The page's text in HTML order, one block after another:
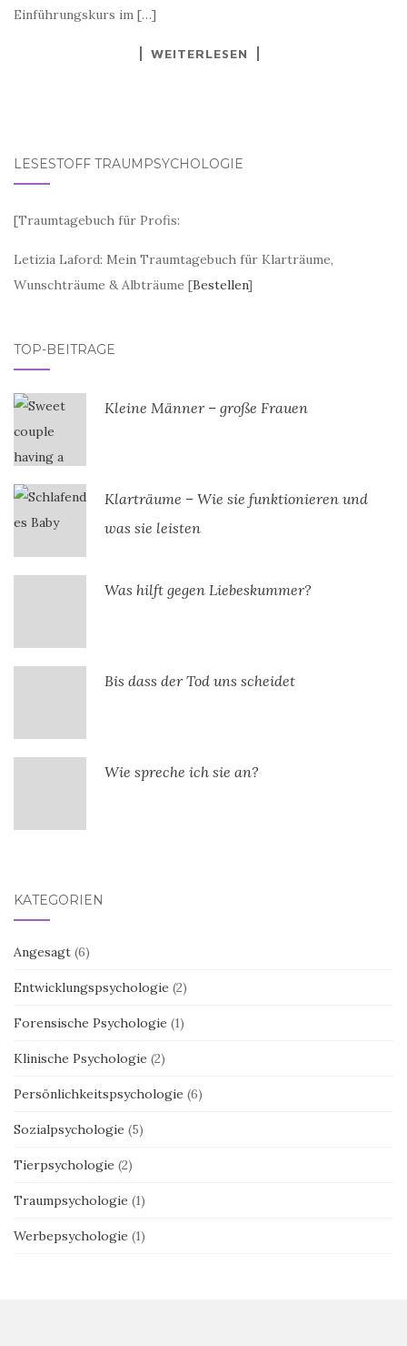
Einführungskurs im […]
WEITERLESEN
LESESTOFF TRAUMPSYCHOLOGIE
[Traumtagebuch für Profis:
Letizia Laford: Mein Traumtagebuch für Klarträume,
Wunschträume & Albträume [Bestellen]
TOP-BEITRÄGE
Kleine Männer – große Frauen
Klarträume – Wie sie funktionieren und
was sie leisten
Was hilft gegen Liebeskummer?
Bis dass der Tod uns scheidet
Wie spreche ich sie an?
KATEGORIEN
Angesagt (6)
Entwicklungspsychologie (2)
Forensische Psychologie (1)
Klinische Psychologie (2)
Persönlichkeitspsychologie (6)
Sozialpsychologie (5)
Tierpsychologie (2)
Traumpsychologie (1)
Werbepsychologie (1)